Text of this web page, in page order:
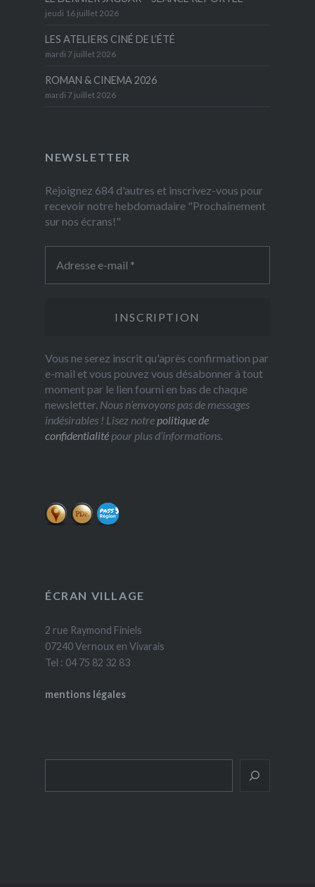
jeudi 16 juillet 2026
LES ATELIERS CINÉ DE L’ÉTÉ
mardi 7 juillet 2026
ROMAN & CINEMA 2026
mardi 7 juillet 2026
NEWSLETTER
Rejoignez 684 d'autres et inscrivez-vous pour
recevoir notre hebdomadaire "Prochainement
sur nos écrans!"
Vous ne serez inscrit qu'après confirmation par
e-mail et vous pouvez vous désabonner à tout
moment par le lien fourni en bas de chaque
newsletter. Nous n’envoyons pas de messages
indésirables ! Lisez notrepolitique de
confidentialitépour plus d’informations.
ÉCRAN VILLAGE
2 rue Raymond Finiels
07240 Vernoux en Vivarais
Tel : 04 75 82 32 83
mentions légales